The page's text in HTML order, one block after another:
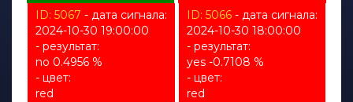
ID: 5067 - дата сигнала:
2024-10-30 19:00:00
- результат:
no 0.4956 %
- цвет:
red
ID: 5066 - дата сигнала:
2024-10-30 18:00:00
- результат:
yes -0.7108 %
- цвет:
red